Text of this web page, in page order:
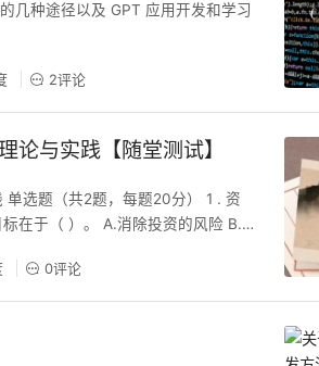
几种途径以及 GPT 应用开发和学习
2评论
论与实践【随堂测试】
选题（共2题，每题20分） 1 . 资
在于（ ）。 A.消除投资的风险 B.
（ ）为考量，可理解为在时间维度
个月,3年 D.3个月
0评论